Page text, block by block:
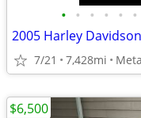
• • • • • •
2005 Harley
7/21 7,428mi
$6,500